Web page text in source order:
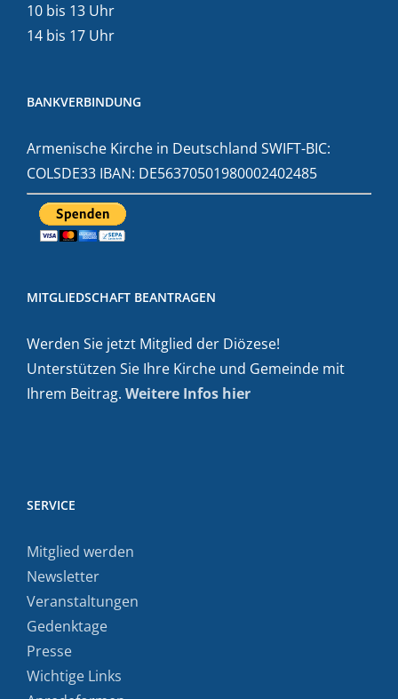
10 bis 13 Uhr
14 bis 17 Uhr
BANKVERBINDUNG
Armenische Kirche in Deutschland SWIFT-BIC:
COLSDE33 IBAN: DE56370501980002402485
MITGLIEDSCHAFT BEANTRAGEN
Werden Sie jetzt Mitglied der Diözese!
Unterstützen Sie Ihre Kirche und Gemeinde mit
Ihrem Beitrag. Weitere Infos hier
SERVICE
Mitglied werden
Newsletter
Veranstaltungen
Gedenktage
Presse
Wichtige Links